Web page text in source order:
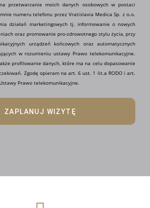
przetwarzanie moich danych osobowych w postaci
numeru telefonu przez Vratislavia Medica Sp. z o.o.
działań marketingowych tj. informowanie o nowych
oraz promowanie pro-zdrowotnego stylu życia, przy
urządzeń końcowych oraz automatycznych
w rozumieniu ustawy Prawo telekomunikacyjne.
profilowanie danych, które ma na celu dopasowanie
Zgodę opieram na art. 6 ust. 1 lit.a RODO i art.
Prawo telekomunikacyjne.
ZAPLANUJ WIZYTĘ